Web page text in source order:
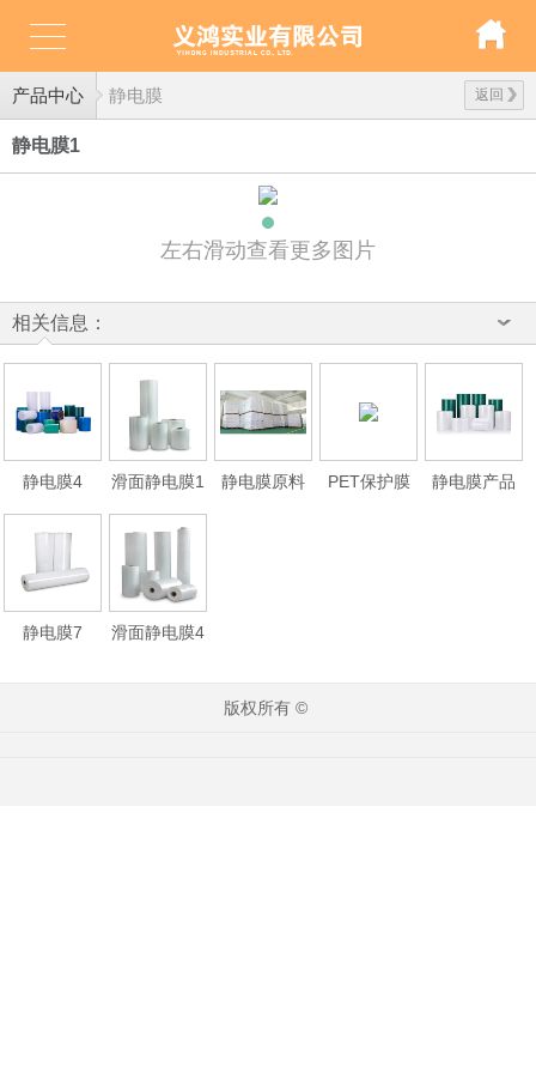
产品中心 返回
静电膜
静电膜1
左右滑动查看更多图片
相关信息：
静电膜4 滑面静电膜1 静电膜原料 PET保护膜 静电膜产品
静电膜7 滑面静电膜4
版权所有 ©